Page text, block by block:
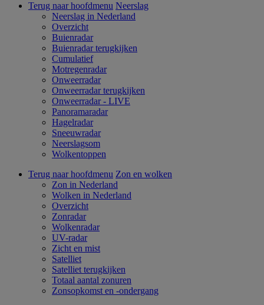
Terug naar hoofdmenu Neerslag
Neerslag in Nederland
Overzicht
Buienradar
Buienradar terugkijken
Cumulatief
Motregenradar
Onweerradar
Onweerradar terugkijken
Onweerradar - LIVE
Panoramaradar
Hagelradar
Sneeuwradar
Neerslagsom
Wolkentoppen
Terug naar hoofdmenu Zon en wolken
Zon in Nederland
Wolken in Nederland
Overzicht
Zonradar
Wolkenradar
UV-radar
Zicht en mist
Satelliet
Satelliet terugkijken
Totaal aantal zonuren
Zonsopkomst en -ondergang